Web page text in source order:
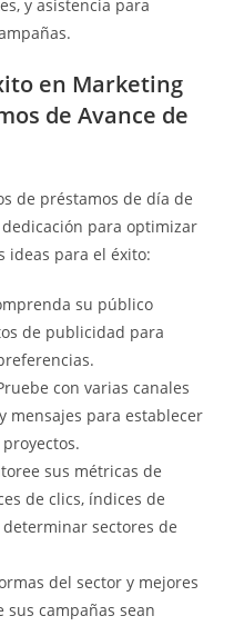
y asistencia para
en Marketing
de Avance de
de préstamos de día de
para optimizar
ideas para el éxito:
su público
de publicidad para
con varias canales
mensajes para establecer
sus métricas de
de clics, índices de
sectores de
del sector y mejores
campañas sean